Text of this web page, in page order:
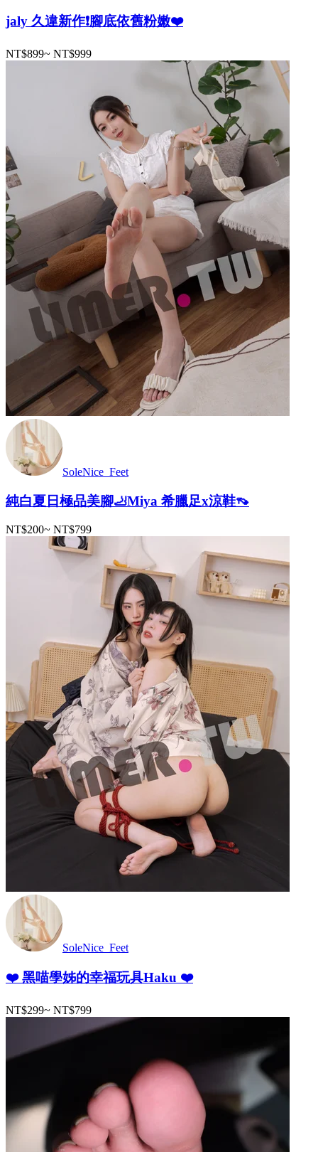
jaly 久違新作❗️腳底依舊粉嫩❤️
NT$899~ NT$999
SoleNice_Feet
純白夏日極品美腳🦶Miya 希臘足x涼鞋👡
NT$200~ NT$799
SoleNice_Feet
❤️ 黑喵學姊的幸福玩具Haku ❤️
NT$299~ NT$799